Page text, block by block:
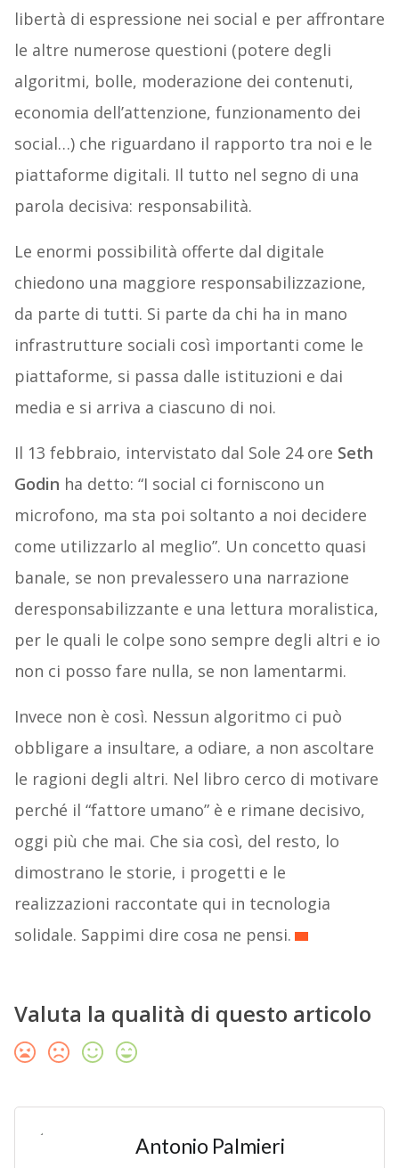
libertà di espressione nei social e per affrontare
le altre numerose questioni (potere degli
algoritmi, bolle, moderazione dei contenuti,
economia dell’attenzione, funzionamento dei
social…) che riguardano il rapporto tra noi e le
piattaforme digitali. Il tutto nel segno di una
parola decisiva: responsabilità.
Le enormi possibilità offerte dal digitale
chiedono una maggiore responsabilizzazione,
da parte di tutti. Si parte da chi ha in mano
infrastrutture sociali così importanti come le
piattaforme, si passa dalle istituzioni e dai
media e si arriva a ciascuno di noi.
Il 13 febbraio, intervistato dal Sole 24 ore Seth
Godin ha detto: “I social ci forniscono un
microfono, ma sta poi soltanto a noi decidere
come utilizzarlo al meglio”. Un concetto quasi
banale, se non prevalessero una narrazione
deresponsabilizzante e una lettura moralistica,
per le quali le colpe sono sempre degli altri e io
non ci posso fare nulla, se non lamentarmi.
Invece non è così. Nessun algoritmo ci può
obbligare a insultare, a odiare, a non ascoltare
le ragioni degli altri. Nel libro cerco di motivare
perché il “fattore umano” è e rimane decisivo,
oggi più che mai. Che sia così, del resto, lo
dimostrano le storie, i progetti e le
realizzazioni raccontate qui in tecnologia
solidale. Sappimi dire cosa ne pensi.
Valuta la qualità di questo articolo
Antonio Palmieri